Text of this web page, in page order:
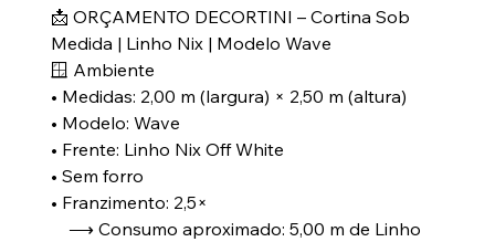
📩 ORÇAMENTO DECORTINI – Cortina Sob
Medida | Linho Nix | Modelo Wave
🪟 Ambiente
• Medidas: 2,00 m (largura) × 2,50 m (altura)
• Modelo: Wave
• Frente: Linho Nix Off White
• Sem forro
• Franzimento: 2,5×
⟶ Consumo aproximado: 5,00 m de Linho